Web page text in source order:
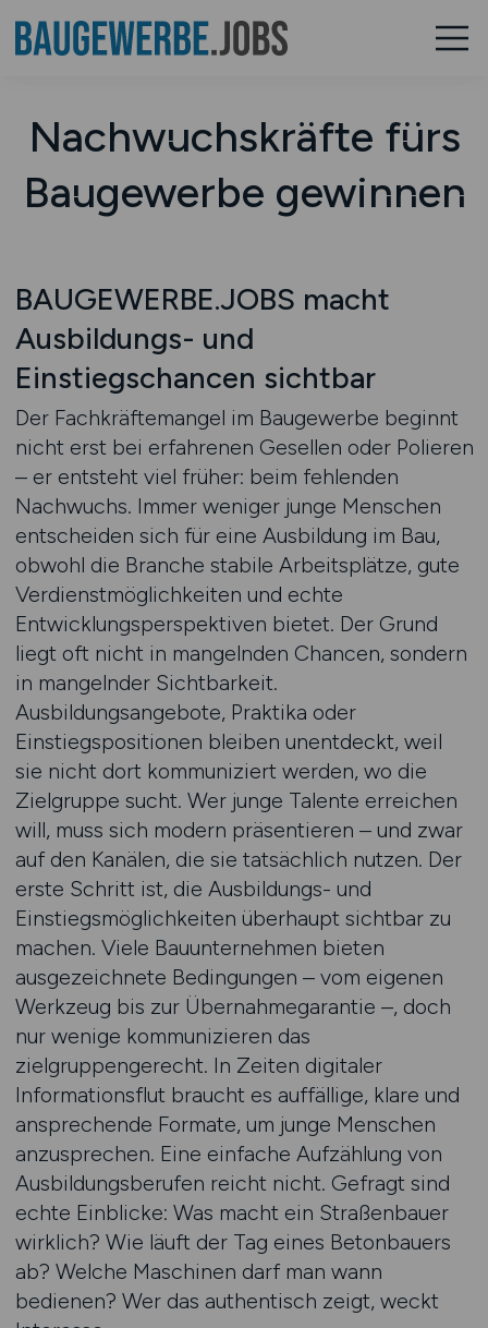
Nachwuchskräfte fürs
Baugewerbe gewinnen
BAUGEWERBE.JOBS macht
Ausbildungs- und
Einstiegschancen sichtbar
Der Fachkräftemangel im Baugewerbe beginnt
nicht erst bei erfahrenen Gesellen oder Polieren
– er entsteht viel früher: beim fehlenden
Nachwuchs. Immer weniger junge Menschen
entscheiden sich für eine Ausbildung im Bau,
obwohl die Branche stabile Arbeitsplätze, gute
Verdienstmöglichkeiten und echte
Entwicklungsperspektiven bietet. Der Grund
liegt oft nicht in mangelnden Chancen, sondern
in mangelnder Sichtbarkeit.
Ausbildungsangebote, Praktika oder
Einstiegspositionen bleiben unentdeckt, weil
sie nicht dort kommuniziert werden, wo die
Zielgruppe sucht. Wer junge Talente erreichen
will, muss sich modern präsentieren – und zwar
auf den Kanälen, die sie tatsächlich nutzen. Der
erste Schritt ist, die Ausbildungs- und
Einstiegsmöglichkeiten überhaupt sichtbar zu
machen. Viele Bauunternehmen bieten
ausgezeichnete Bedingungen – vom eigenen
Werkzeug bis zur Übernahmegarantie –, doch
nur wenige kommunizieren das
zielgruppengerecht. In Zeiten digitaler
Informationsflut braucht es auffällige, klare und
ansprechende Formate, um junge Menschen
anzusprechen. Eine einfache Aufzählung von
Ausbildungsberufen reicht nicht. Gefragt sind
echte Einblicke: Was macht ein Straßenbauer
wirklich? Wie läuft der Tag eines Betonbauers
ab? Welche Maschinen darf man wann
bedienen? Wer das authentisch zeigt, weckt